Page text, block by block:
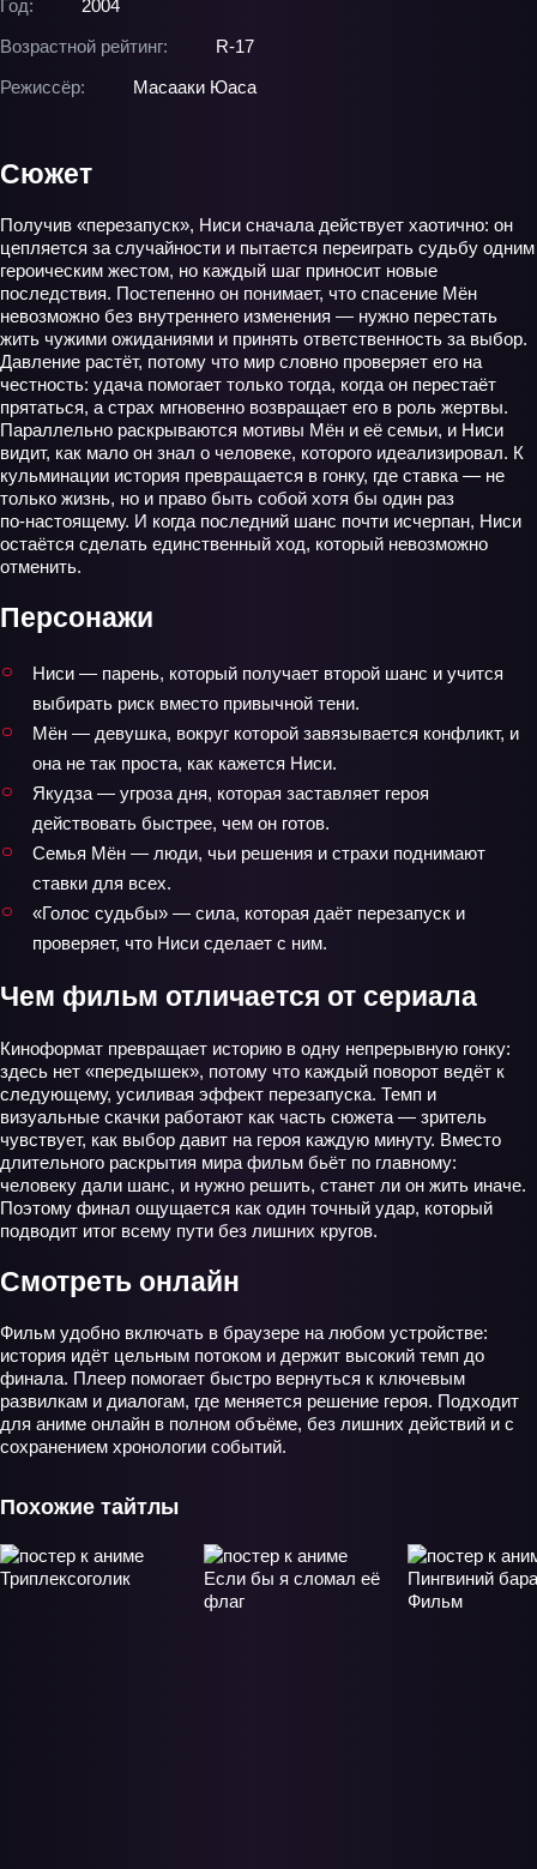
Год:
2004
Возрастной рейтинг:
R-17
Режиссёр:
Масааки Юаса
Сюжет
Получив «перезапуск», Ниси сначала действует хаотично: он
цепляется за случайности и пытается переиграть судьбу одним
героическим жестом, но каждый шаг приносит новые
последствия. Постепенно он понимает, что спасение Мён
невозможно без внутреннего изменения — нужно перестать
жить чужими ожиданиями и принять ответственность за выбор.
Давление растёт, потому что мир словно проверяет его на
честность: удача помогает только тогда, когда он перестаёт
прятаться, а страх мгновенно возвращает его в роль жертвы.
Параллельно раскрываются мотивы Мён и её семьи, и Ниси
видит, как мало он знал о человеке, которого идеализировал. К
кульминации история превращается в гонку, где ставка — не
только жизнь, но и право быть собой хотя бы один раз
по‑настоящему. И когда последний шанс почти исчерпан, Ниси
остаётся сделать единственный ход, который невозможно
отменить.
Персонажи
Ниси — парень, который получает второй шанс и учится
выбирать риск вместо привычной тени.
Мён — девушка, вокруг которой завязывается конфликт, и
она не так проста, как кажется Ниси.
Якудза — угроза дня, которая заставляет героя
действовать быстрее, чем он готов.
Семья Мён — люди, чьи решения и страхи поднимают
ставки для всех.
«Голос судьбы» — сила, которая даёт перезапуск и
проверяет, что Ниси сделает с ним.
Чем фильм отличается от сериала
Киноформат превращает историю в одну непрерывную гонку:
здесь нет «передышек», потому что каждый поворот ведёт к
следующему, усиливая эффект перезапуска. Темп и
визуальные скачки работают как часть сюжета — зритель
чувствует, как выбор давит на героя каждую минуту. Вместо
длительного раскрытия мира фильм бьёт по главному:
человеку дали шанс, и нужно решить, станет ли он жить иначе.
Поэтому финал ощущается как один точный удар, который
подводит итог всему пути без лишних кругов.
Смотреть онлайн
Фильм удобно включать в браузере на любом устройстве:
история идёт цельным потоком и держит высокий темп до
финала. Плеер помогает быстро вернуться к ключевым
развилкам и диалогам, где меняется решение героя. Подходит
для аниме онлайн в полном объёме, без лишних действий и с
сохранением хронологии событий.
Похожие тайтлы